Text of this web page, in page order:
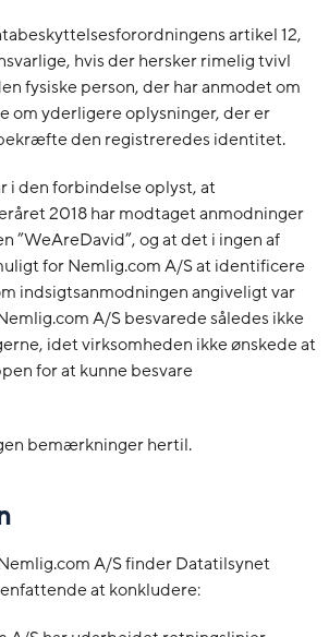
artikel 12,
hvis der hersker rimelig tvivl
fysiske person, der har anmodet om
om yderligere oplysninger, der er
den registreredes identitet.
i den forbindelse oplyst, at
2018 har modtaget anmodninger
”WeAreDavid”, og at det i ingen af
for Nemlig.com A/S at identificere
indsigtsanmodningen angiveligt var
A/S besvarede således ikke
idet virksomheden ikke ønskede at
for at kunne besvare
bemærkninger hertil.
A/S finder Datatilsynet
at konkludere: